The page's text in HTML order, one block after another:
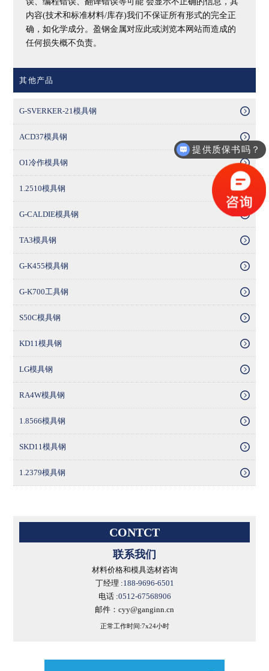
内容(技术和标准材料/库存)我们不保证所有形式的完全正
确，如化学成分。盈钢金属对应此或浏览本网站而造成的
任何损失概不负责。
其他产品
G-SVERKER-21模具钢
ACD37模具钢
O1冷作模具钢
1.2510模具钢
G-CALDIE模具钢
TA3模具钢
G-K455模具钢
G-K700工具钢
S50C模具钢
KD11模具钢
LG模具钢
RA4W模具钢
1.8566模具钢
SKD11模具钢
1.2379模具钢
CONTCT
联系我们
材料价格和模具选材咨询
丁经理 :188-9696-6501
电话 :0512-67568906
邮件：cyy@ganginn.cn
正常工作时间:7x24小时
提供质保书吗？